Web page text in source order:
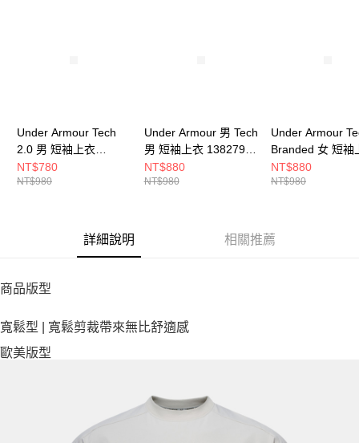
Under Armour Tech
2.0 男 短袖上衣
1326413-001
NT$780
NT$980
Under Armour 男 Tech
男 短袖上衣 1382795-
001
NT$880
NT$980
Under Armour
Branded 女 短袖
6009987-044
NT$880
NT$980
詳細說明 相關推薦
商品版型
寬鬆型 | 寬鬆剪裁帶來無比舒適感
歐美版型